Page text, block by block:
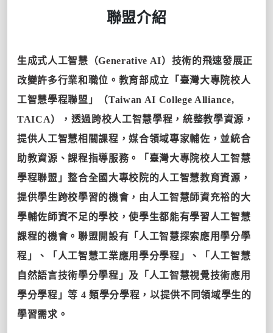
聯盟介紹
生成式人工智慧（Generative AI）技術的飛速發展正
改變許多行業和職位。教育部成立「臺灣大專院校人
工智慧學程聯盟」（Taiwan AI College Alliance,
TAICA），透過跨校人工智慧學程，統整教學資源，
提供人工智慧相關課程，媒合領域專家輔佐，並統合
助教資源、課程指導服務。「臺灣大專院校人工智慧
學程聯盟」整合全國大專校院的人工智慧教育資源，
提供學生跨校學習的機會，由人工智慧師資充裕的大
學輔佐師資不足的學校，使學生都能有學習人工智慧
課程的機會。聯盟開設有「人工智慧探索應用學分學
程」、「人工智慧工業應用學分學程」、「人工智慧
自然語言技術學分學程」及「人工智慧視覺技術應用
學分學程」等 4 類學分學程，以提供不同領域學生的
學習需求。